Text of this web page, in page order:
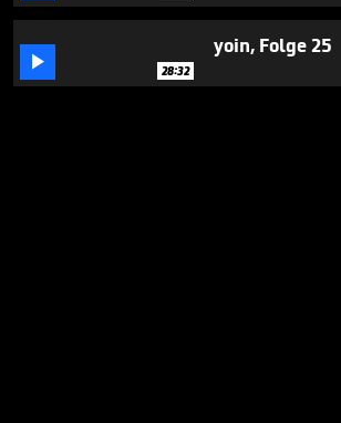
 28:32
yoin, Folge 25